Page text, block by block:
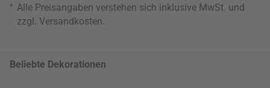
* Alle Preisangaben verstehen sich inklusive MwSt. und
zzgl. Versandkosten
Beliebte Dekorationen